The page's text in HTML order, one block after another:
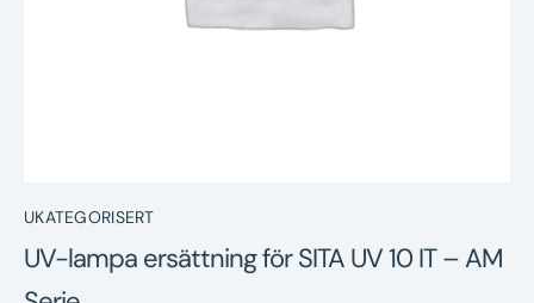
UKATEGORISERT
UV-lampa ersättning för SITA UV 10 IT – AM